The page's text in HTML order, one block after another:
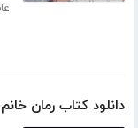
دانلود کتاب رمان